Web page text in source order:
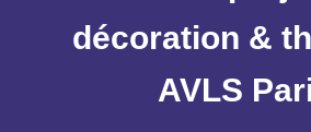
décoration &
AVLS